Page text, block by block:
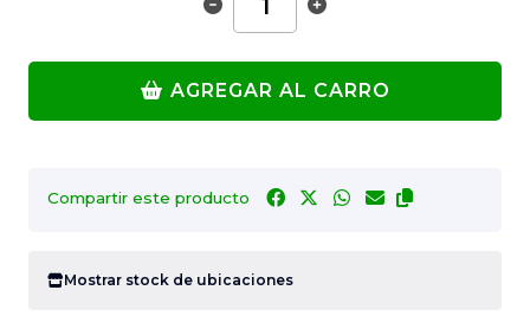
AGREGAR AL CARRO
Compartir este producto
Mostrar stock de ubicaciones